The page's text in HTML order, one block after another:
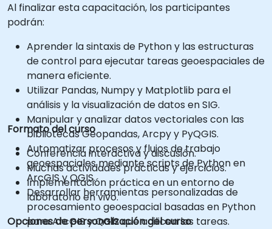
Al finalizar esta capacitación, los participantes
podrán:
Aprender la sintaxis de Python y las estructuras
de control para ejecutar tareas geoespaciales de
manera eficiente.
Utilizar Pandas, Numpy y Matplotlib para el
análisis y la visualización de datos en SIG.
Manipular y analizar datos vectoriales con las
bibliotecas Geopandas, Arcpy y PyQGIS.
Automatizar procesos y flujos de trabajo
geoespaciales mediante scripts de Python en
ArcGIS y QGIS.
Desarrollar herramientas personalizadas de
procesamiento geoespacial basadas en Python
para ArcGIS y QGIS que agilicen las tareas.
Formato del curso
Conferencia interactiva y discusión.
Muchas actividades prácticas y ejercicios.
Implementación práctica en un entorno de
laboratorio en vivo.
Opciones de personalización del curso